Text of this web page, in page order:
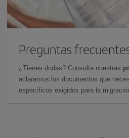
Preguntas
¿Tienes dudas? Consulta nuestras
aclaramos los documentos que
específicos exigidos para la